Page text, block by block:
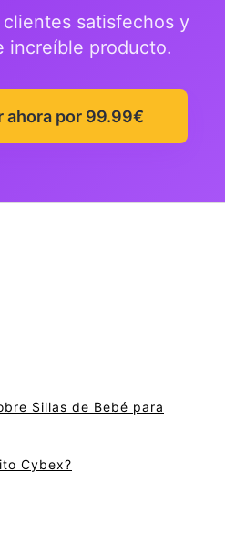
satisfechos y
increíble producto.
ahora por 99.99€
Sillas de Bebé para
Cybex?